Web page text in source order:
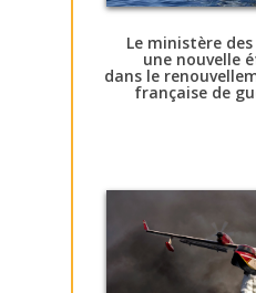
Le ministère
une nouvelle
dans le
française de